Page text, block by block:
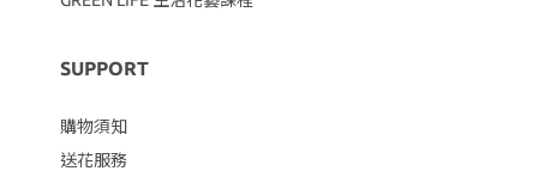
SUPPORT
購物須知
送花服務